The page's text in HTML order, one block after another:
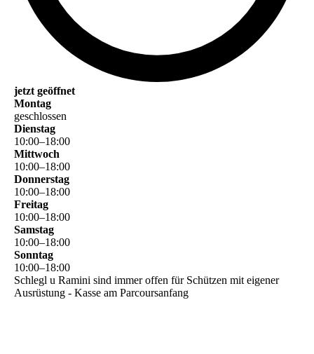
jetzt geöffnet
Montag
geschlossen
Dienstag
10:00–18:00
Mittwoch
10:00–18:00
Donnerstag
10:00–18:00
Freitag
10:00–18:00
Samstag
10:00–18:00
Sonntag
10:00–18:00
Schlegl u Ramini sind immer offen für Schützen mit eigener
Ausrüstung - Kasse am Parcoursanfang